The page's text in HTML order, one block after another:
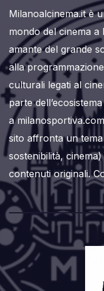
Milanoalcinema.it è
mondo del cinema
amante del grande
alla
culturali legati al
parte
a
sito affronta un
sostenibilità,
contenuti originali.